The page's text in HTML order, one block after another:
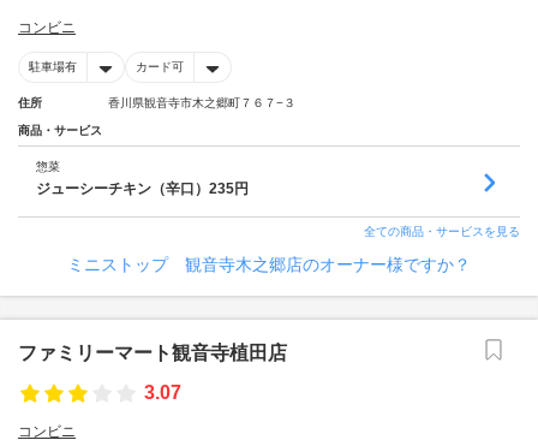
コンビニ
駐車場有 カード可
住所 香川県観音寺市木之郷町７６７−３
商品・サービス
惣菜
ジューシーチキン（辛口）235円
全ての商品・サービスを見る
ミニストップ 観音寺木之郷店のオーナー様ですか？
ファミリーマート観音寺植田店
3.07
コンビニ